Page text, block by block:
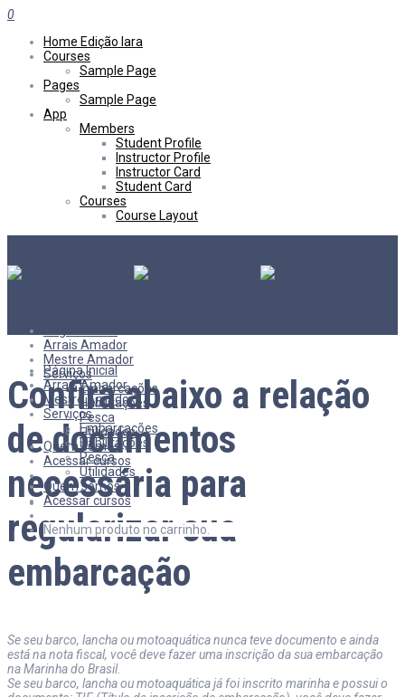
0
Home Edição Iara
Courses
Sample Page
Pages
Sample Page
App
Members
Student Profile
Instructor Profile
Instructor Card
Student Card
Courses
Course Layout
Página Inicial
Arrais Amador
Mestre Amador
Serviços
Embarcações
Habilitações
Pesca
Utilidades
Quem somos
Acessar cursos
Arrais Amador
Mestre Amador
Serviços
Embarcações
Habilitações
Pesca
Utilidades
Quem somos
Acessar cursos
Nenhum produto no carrinho.
Confira abaixo a relação
de documentos
necessária para
regularizar sua
embarcação
Se seu barco, lancha ou motoaquática nunca teve documento e ainda
está na nota fiscal, você deve fazer uma inscrição da sua embarcação
na Marinha do Brasil.
Se seu barco, lancha ou motoaquática já foi inscrito marinha e possui o